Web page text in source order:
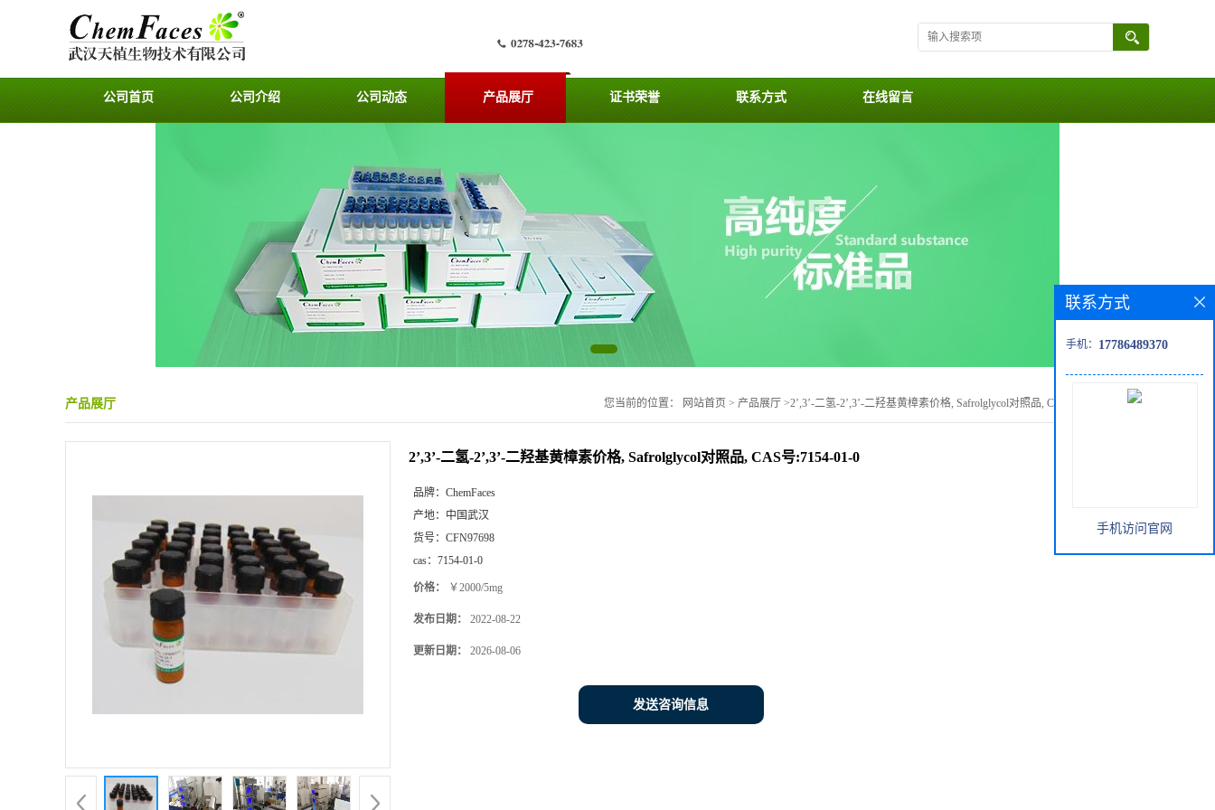
公司首页 公司介绍 公司动态 产品展厅 证书荣誉 联系方式 在线留言
产品展厅 您当前的位置： 网站首页 > 产品展厅 >2’,3’-二氢-2’,3’-二羟基黄樟素价格, Safrolglycol对照品, CAS号:7154-01-0
2’,3’-二氢-2’,3’-二羟基黄樟素价格, Safrolglycol对照品, CAS号:7154-01-0
品牌： ChemFaces
产地： 中国武汉
货号： CFN97698
cas： 7154-01-0
价格： ￥2000/5mg
发布日期： 2022-08-22
更新日期： 2026-08-06
发送咨询信息
联系方式
手机： 17786489370
手机访问官网